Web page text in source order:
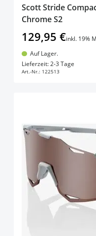
Scott Stride
Chrome S2
129,95 €inkl. 19%
Auf Lager.
Lieferzeit: 2-3 Tage
Art.-Nr.: 122513